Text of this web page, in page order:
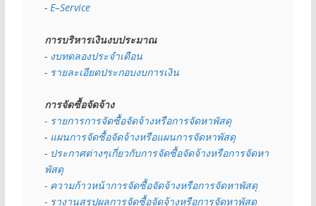
- E–Service
การบริหารเงินงบประมาณ
- งบทดลองประจำเดือน
- รายละเอียดประกอบงบการเงิน
การจัดซื้อจัดจ้าง
- รายการการจัดซื้อจัดจ้างหรือการจัดหาพัสดุ
- แผนการจัดซื้อจัดจ้างหรือแผนการจัดหาพัสดุ
- ประกาศต่างๆเกี่ยวกับการจัดซื้อจัดจ้างหรือการจัดหา
พัสดุ
- ความก้าวหน้าการจัดซื้อจัดจ้างหรือการจัดหาพัสดุ
- รางานสรุปผลการจัดซื้อจัดจ้างหรือการจัดหาพัสดุ